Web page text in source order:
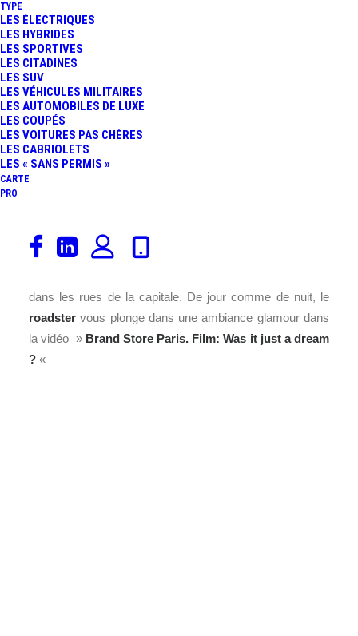
TYPE
LES ÉLECTRIQUES
LES HYBRIDES
LES SPORTIVES
LES CITADINES
LES SUV
LES VÉHICULES MILITAIRES
LES AUTOMOBILES DE LUXE
LES COUPÉS
LES VOITURES PAS CHÈRES
LES CABRIOLETS
LES « SANS PERMIS »
CARTE
PRO
Paris la ville de l’amour ! Le
V et BMW présentent, à travers une
dans les rues de la capitale. De jour comme de nuit, le
roadster vous plonge dans une ambiance glamour dans
la vidéo » Brand Store Paris. Film: Was it just a dream
? «